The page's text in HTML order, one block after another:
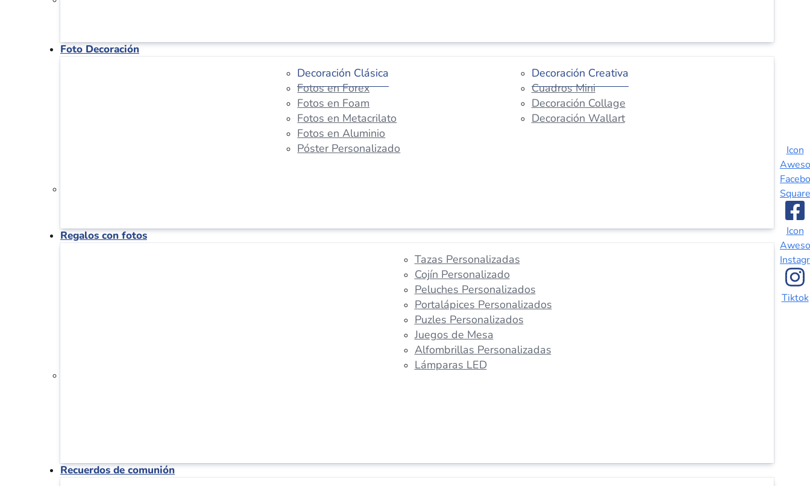
Foto Decoración
Decoración Clásica
Fotos en Forex
Fotos en Foam
Fotos en Metacrilato
Fotos en Aluminio
Póster Personalizado
Decoración Creativa
Cuadros Mini
Decoración Collage
Decoración Wallart
Regalos con fotos
Tazas Personalizadas
Cojín Personalizado
Peluches Personalizados
Portalápices Personalizados
Puzles Personalizados
Juegos de Mesa
Alfombrillas Personalizadas
Lámparas LED
Recuerdos de comunión
Icon
Square
Icon
Tiktok